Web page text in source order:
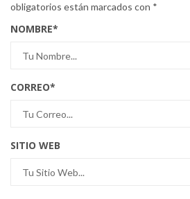
obligatorios están marcados con *
NOMBRE*
CORREO*
SITIO WEB